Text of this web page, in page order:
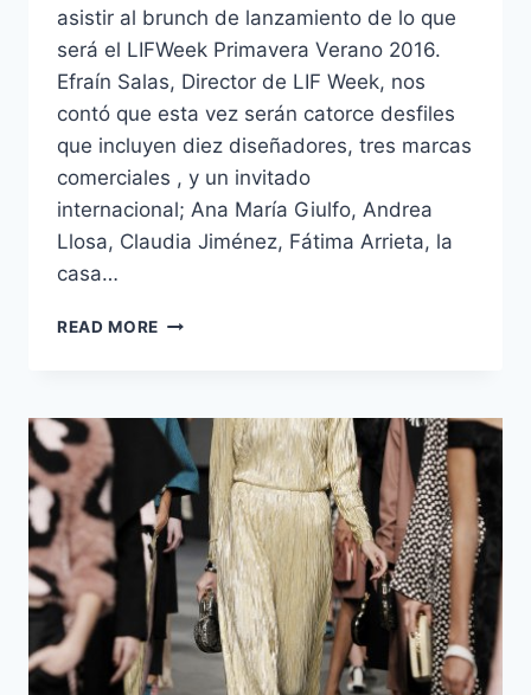
asistir al brunch de lanzamiento de lo que
será el LIFWeek Primavera Verano 2016.
Efraín Salas, Director de LIF Week, nos
contó que esta vez serán catorce desfiles
que incluyen diez diseñadores, tres marcas
comerciales , y un invitado
internacional; Ana María Giulfo, Andrea
Llosa, Claudia Jiménez, Fátima Arrieta, la
casa…
READ MORE TODO
SABER
DEL
#LIFWEEK
PRIMAVERA
VERANO
2016